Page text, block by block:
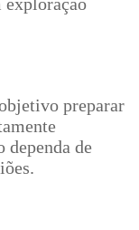
preparar
dependa de